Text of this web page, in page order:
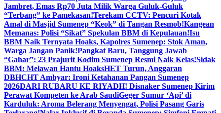
Jambret, Emas Rp70 Juta Milik Warga Guluk-Guluk
“Terbang” ke Pamekasan!Terekam CCTV: Pencuri Kotak
Amal di Masjid Sumenep “Keok” di Tangan Resmob!Kangean
Memanas: Polisi “Sikat” Spekulan BBM di Kepulauan!Isu
BBM Naik Ternyata Hoaks, Kapolres Sumenep: Stok Aman,
Warga Jangan Panik!Pangkat Baru, Tanggung Jawab
“Gahar”: 23 Prajurit Kodim Sumenep Resmi Naik Kelas!Sidak
BBM: Melawan Hantu HoaksHET Turun, Anggaran
DBHCHT Ambyar: Ironi Ketahanan Pangan Sumenep
2026DARI RUBARU KE RIYADH! Disnaker Sumenep Kirim
Perawat Kompeten ke Arab SaudiGeger Sumur ‘Api’ di
Karduluk: Aroma Belerang Menyengat, Polisi Pasang Garis